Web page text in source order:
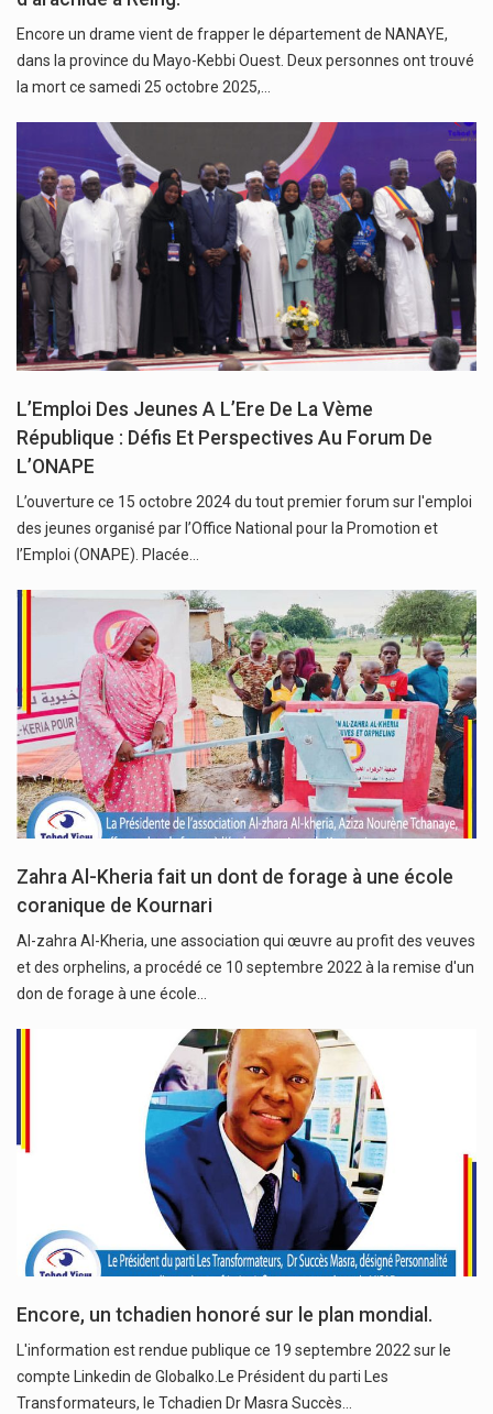
Encore un drame vient de frapper le département de NANAYE,
dans la province du Mayo-Kebbi Ouest. Deux personnes ont trouvé
la mort ce samedi 25 octobre 2025,…
L’Emploi Des Jeunes A L’Ere De La Vème
République : Défis Et Perspectives Au Forum De
L’ONAPE
L’ouverture ce 15 octobre 2024 du tout premier forum sur l'emploi
des jeunes organisé par l’Office National pour la Promotion et
l’Emploi (ONAPE). Placée…
Zahra Al-Kheria fait un dont de forage à une école
coranique de Kournari
Al-zahra Al-Kheria, une association qui œuvre au profit des veuves
et des orphelins, a procédé ce 10 septembre 2022 à la remise d'un
don de forage à une école…
Encore, un tchadien honoré sur le plan mondial.
L'information est rendue publique ce 19 septembre 2022 sur le
compte Linkedin de Globalko.Le Président du parti Les
Transformateurs, le Tchadien Dr Masra Succès…